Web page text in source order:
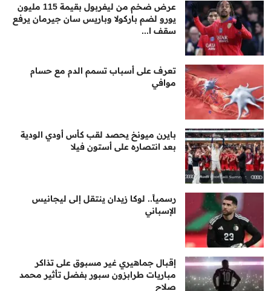
عرض ضخم من ليفربول بقيمة 115 مليون
يورو لضم باركولا وباريس سان جيرمان يرفع
سقف ا...
تعرف على أسباب تسمم الدم مع حسام
موافي
بايرن ميونخ يحصد لقب كأس أودي الودية
بعد انتصاره على أستون فيلا
رسمياً.. لوكا زيدان ينتقل إلى ليجانيس
الإسباني
إقبال جماهيري غير مسبوق على تذاكر
مباريات طرابزون سبور بفضل تأثير محمد
صلاح